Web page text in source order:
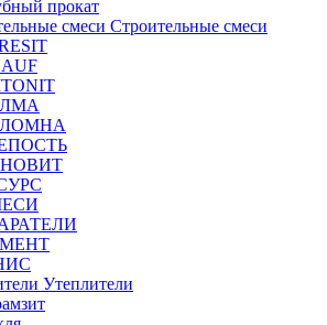
прокат
Строительные смеси
Утеплители